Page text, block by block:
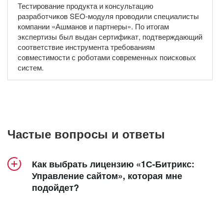
Тестирование продукта и консультацию
разработчиков SEO-модуля проводили специалисты
компании «Ашманов и партнеры». По итогам
экспертизы был выдан сертификат, подтверждающий
соответствие инструмента требованиям
совместимости с роботами современных поисковых
систем.
Частые вопросы и ответы
Как выбрать лицензию «1С-Битрикс:
Управление сайтом», которая мне
подойдет?